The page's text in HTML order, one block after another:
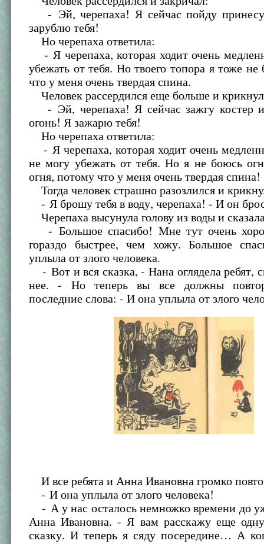
- Эй, черепаха! Я сейчас пойду
зарублю тебя!
Но черепаха ответила:
- Я черепаха, которая ходит очень
убежать от тебя. Но твоего топора я тоже
что у меня очень твердая спина.
Человек рассердился еще больше и
- Эй, черепаха! Я сейчас зажгу костер
огонь! Я зажарю тебя!
Но черепаха ответила:
- Я черепаха, которая ходит очень
не могу убежать от тебя. Но я не боюсь
огня, потому что у меня очень твердая спина!
Тогда человек страшно разозлился и
- Я брошу тебя в воду, черепаха! - И он
Черепаха высунула голову из воды и
- Большое спасибо! Мне тут очень
гораздо быстрее, чем хожу. Большое
уплыла от злого человека.
- Вот и вся сказка, - Нана оглядела ребят,
нее. - Но теперь вы все должны
последние слова: - И она уплыла от злого
И все ребята и Анна Ивановна громко
- И она уплыла от злого человека!
- А у нас осталось немножко времени до
Анна Ивановна. - Я вам расскажу еще
сказку. И теперь я сяду посередине… А